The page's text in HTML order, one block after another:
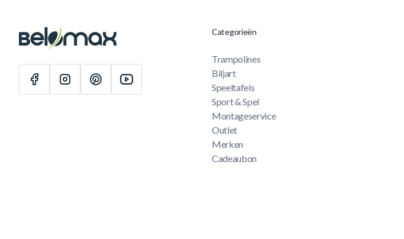
Categorieën
Trampolines
Biljart
Speeltafels
Sport & Spel
Montageservice
Outlet
Merken
Cadeaubon